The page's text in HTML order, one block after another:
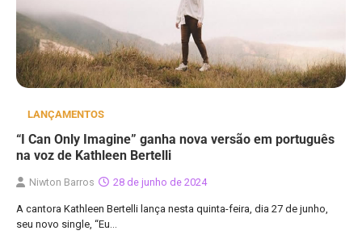
LANÇAMENTOS
“I Can Only Imagine” ganha nova versão em português
na voz de Kathleen Bertelli
Niwton Barros 28 de junho de 2024
​​​​​​​A cantora Kathleen Bertelli lança nesta quinta-feira, dia 27 de junho,
seu novo single, “Eu…